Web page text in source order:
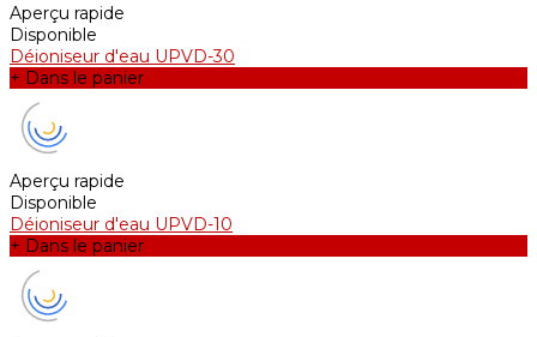
Aperçu rapide
Disponible
Déioniseur d'eau UPVD-30
+ Dans le panier
Aperçu rapide
Disponible
Déioniseur d'eau UPVD-10
+ Dans le panier